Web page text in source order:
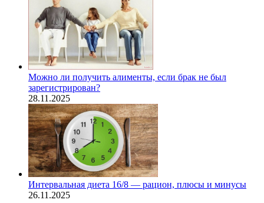
Можно ли получить алименты, если брак не был
зарегистрирован?
28.11.2025
Интервальная диета 16/8 — рацион, плюсы и минусы
26.11.2025